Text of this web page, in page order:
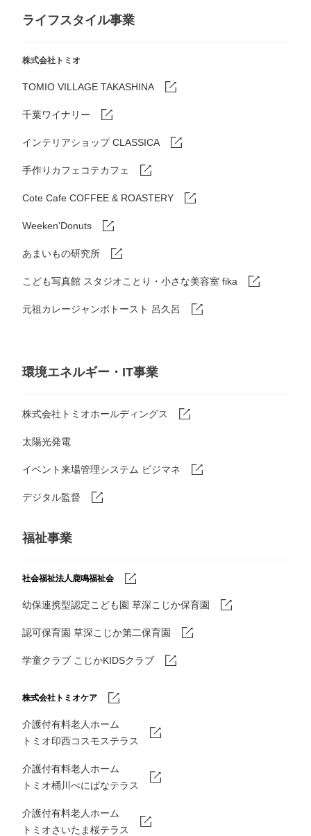
ライフスタイル事業
株式会社トミオ
TOMIO VILLAGE TAKASHINA
千葉ワイナリー
インテリアショップ CLASSICA
手作りカフェコテカフェ
Cote Cafe COFFEE & ROASTERY
Weeken'Donuts
あまいもの研究所
こども写真館 スタジオことり・小さな美容室 fika
元祖カレージャンボトースト 呂久呂
環境エネルギー・IT事業
株式会社トミオホールディングス
太陽光発電
イベント来場管理システム ビジマネ
デジタル監督
福祉事業
社会福祉法人鹿鳴福祉会
幼保連携型認定こども園 草深こじか保育園
認可保育園 草深こじか第二保育園
学童クラブ こじかKIDSクラブ
株式会社トミオケア
介護付有料老人ホーム
トミオ印西コスモステラス
介護付有料老人ホーム
トミオ桶川べにばなテラス
介護付有料老人ホーム
トミオさいたま桜テラス